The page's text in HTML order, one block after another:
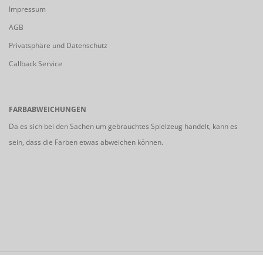
Impressum
AGB
Privatsphäre und Datenschutz
Callback Service
FARBABWEICHUNGEN
Da es sich bei den Sachen um gebrauchtes Spielzeug handelt, kann es
sein, dass die Farben etwas abweichen können.